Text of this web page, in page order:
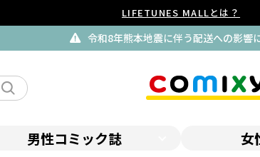
LIFETUNES MALLとは？
令和8年熊本地震に伴う配送への影響
男性コミック誌 女
サンデープレミアムSHOP